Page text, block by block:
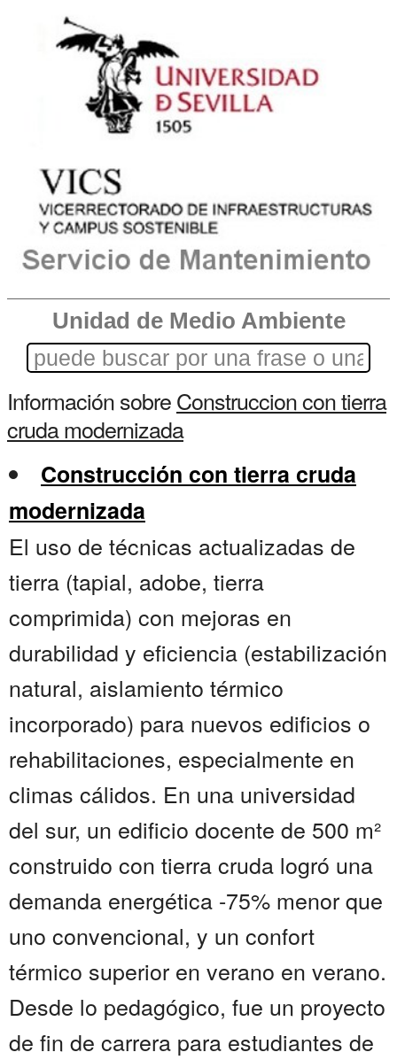
Unidad de Medio Ambiente
Información sobreConstruccion con tierra
cruda modernizada
Construcción con tierra cruda
modernizada
El uso de técnicas actualizadas de
tierra (tapial, adobe, tierra
comprimida) con mejoras en
durabilidad y eficiencia (estabilización
natural, aislamiento térmico
incorporado) para nuevos edificios o
rehabilitaciones, especialmente en
climas cálidos. En una universidad
del sur, un edificio docente de 500 m²
construido con tierra cruda logró una
demanda energética -75% menor que
uno convencional, y un confort
térmico superior en verano en verano.
Desde lo pedagógico, fue un proyecto
de fin de carrera para estudiantes de